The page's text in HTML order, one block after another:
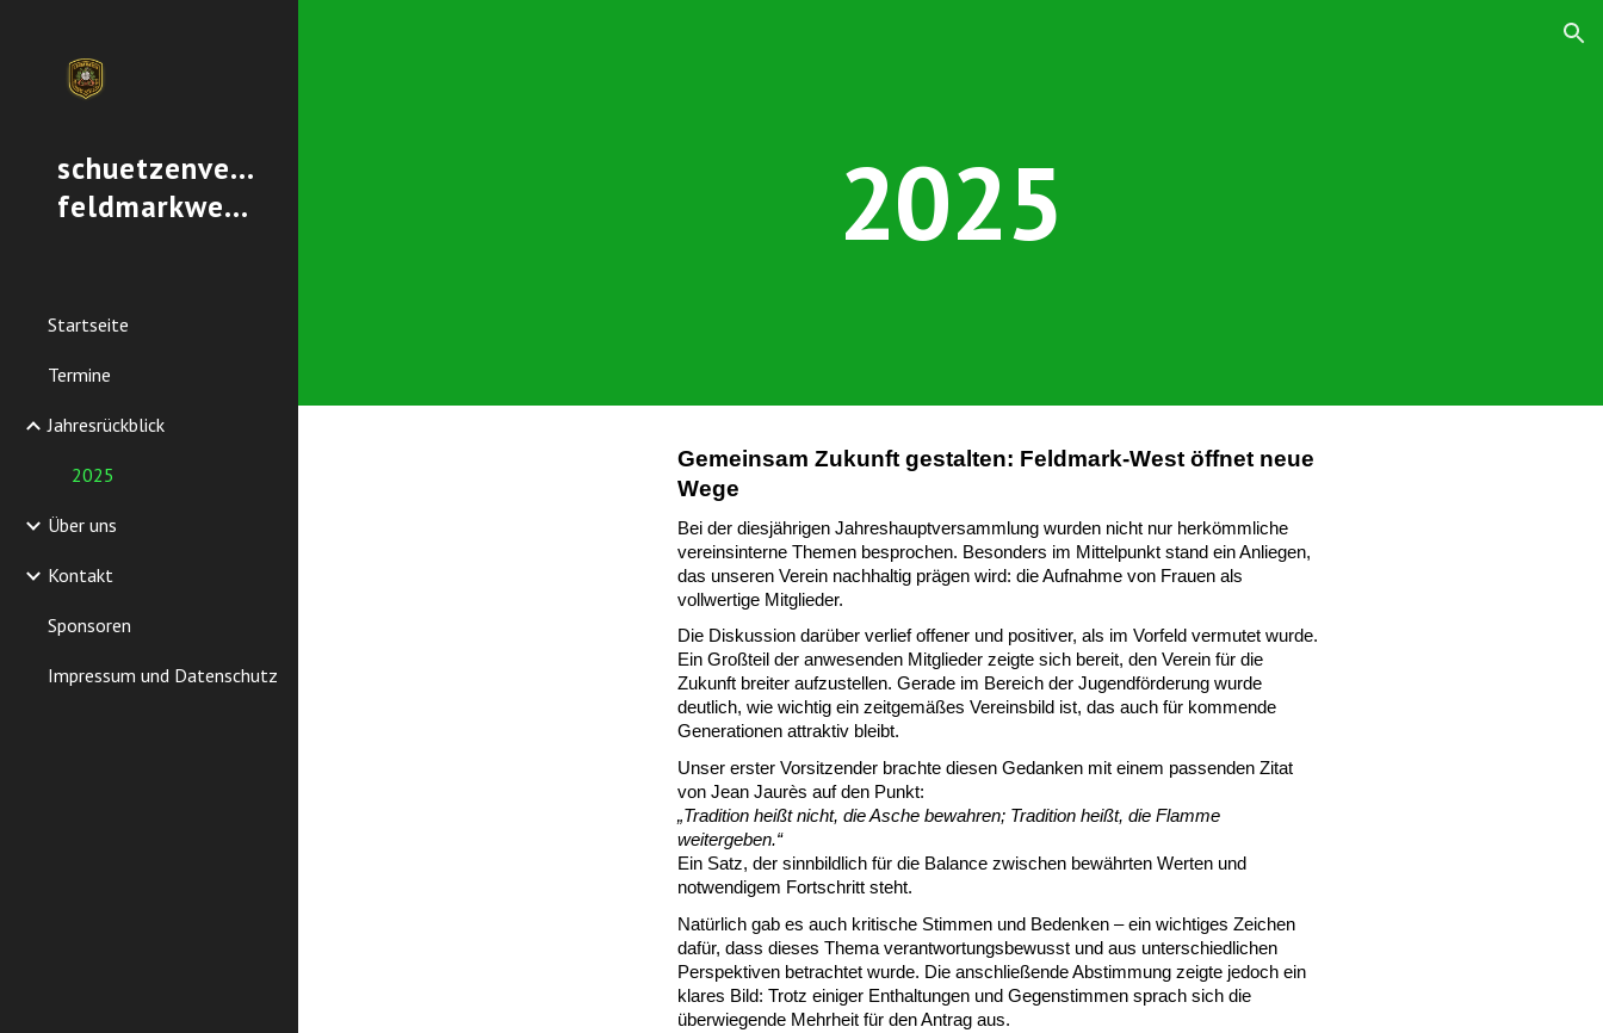
schuetzenverein-
feldmarkwest.de
Startseite
Termine
Jahresrückblick
2025
Über uns
Kontakt
Sponsoren
Impressum und Datenschutz
2025
Gemeinsam Zukunft gestalten: Feldmark-West öffnet neue
Wege
Bei der diesjährigen Jahreshauptversammlung wurden nicht nur herkömmliche
vereinsinterne Themen besprochen. Besonders im Mittelpunkt stand ein Anliegen,
das unseren Verein nachhaltig prägen wird: die Aufnahme von Frauen als
vollwertige Mitglieder.
Die Diskussion darüber verlief offener und positiver, als im Vorfeld vermutet wurde.
Ein Großteil der anwesenden Mitglieder zeigte sich bereit, den Verein für die
Zukunft breiter aufzustellen. Gerade im Bereich der Jugendförderung wurde
deutlich, wie wichtig ein zeitgemäßes Vereinsbild ist, das auch für kommende
Generationen attraktiv bleibt.
Unser erster Vorsitzender brachte diesen Gedanken mit einem passenden Zitat
von Jean Jaurès auf den Punkt:
„Tradition heißt nicht, die Asche bewahren; Tradition heißt, die Flamme
weitergeben.“
Ein Satz, der sinnbildlich für die Balance zwischen bewährten Werten und
notwendigem Fortschritt steht.
Natürlich gab es auch kritische Stimmen und Bedenken – ein wichtiges Zeichen
dafür, dass dieses Thema verantwortungsbewusst und aus unterschiedlichen
Perspektiven betrachtet wurde. Die anschließende Abstimmung zeigte jedoch ein
klares Bild: Trotz einiger Enthaltungen und Gegenstimmen sprach sich die
überwiegende Mehrheit für den Antrag aus.